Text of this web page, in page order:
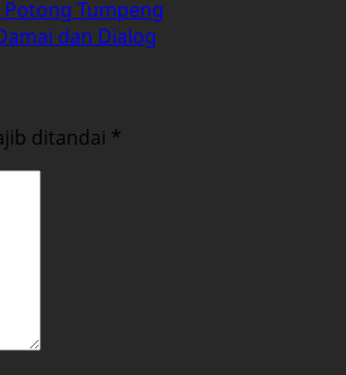
Potong Tumpeng
dan Dialog
ditandai *